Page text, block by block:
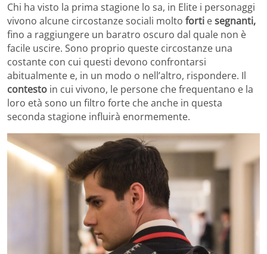
Chi ha visto la prima stagione lo sa, in Elite i personaggi
vivono alcune circostanze sociali molto forti esegnanti,
fino a raggiungere un baratro oscuro dal quale non è
facile uscire. Sono proprio queste circostanze una
costante con cui questi devono confrontarsi
abitualmente e, in un modo o nell’altro, rispondere. Il
contesto in cui vivono, le persone che frequentano e la
loro età sono un filtro forte che anche in questa
seconda stagione influirà enormemente.